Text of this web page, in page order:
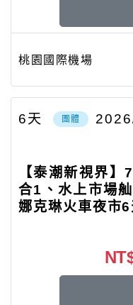
桃園國際機場
團體
6天
【泰潮新視界
合1、水上市場
娜克琳火車夜市